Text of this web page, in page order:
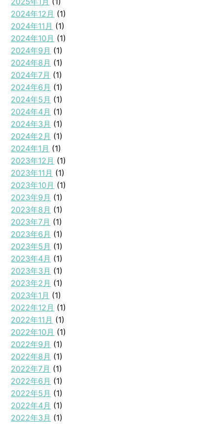
2024年12月 (1)
2024年11月 (1)
2024年10月 (1)
2024年9月 (1)
2024年8月 (1)
2024年7月 (1)
2024年6月 (1)
2024年5月 (1)
2024年4月 (1)
2024年3月 (1)
2024年2月 (1)
2024年1月 (1)
2023年12月 (1)
2023年11月 (1)
2023年10月 (1)
2023年9月 (1)
2023年8月 (1)
2023年7月 (1)
2023年6月 (1)
2023年5月 (1)
2023年4月 (1)
2023年3月 (1)
2023年2月 (1)
2023年1月 (1)
2022年12月 (1)
2022年11月 (1)
2022年10月 (1)
2022年9月 (1)
2022年8月 (1)
2022年7月 (1)
2022年6月 (1)
2022年5月 (1)
2022年4月 (1)
2022年3月 (1)